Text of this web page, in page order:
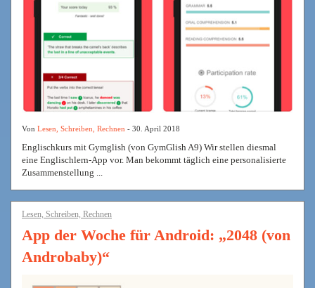
Von Lesen, Schreiben, Rechnen - 30. April 2018
Englischkurs mit Gymglish (von GymGlish A9) Wir stellen diesmal
eine Englischlern-App vor. Man bekommt täglich eine personalisierte
Zusammenstellung ...
Lesen, Schreiben, Rechnen
App der Woche für Android: „2048 (von
Androbaby)“